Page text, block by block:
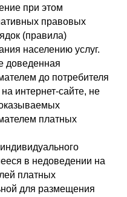
при этом
правовых
(правила)
населению услуг.
доведенная
до потребителя
интернет-сайте, не
платных
в недоведении на
платных
для размещения